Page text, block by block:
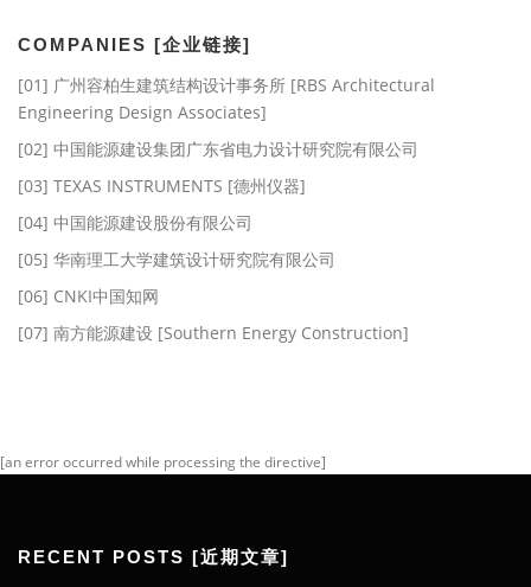
COMPANIES [企业链接]
[01] 广州容柏生建筑结构设计事务所 [RBS Architectural
Engineering Design Associates]
[02] 中国能源建设集团广东省电力设计研究院有限公司
[03] TEXAS INSTRUMENTS [德州仪器]
[04] 中国能源建设股份有限公司
[05] 华南理工大学建筑设计研究院有限公司
[06] CNKI中国知网
[07] 南方能源建设 [Southern Energy Construction]
[an error occurred while processing the directive]
RECENT POSTS [近期文章]